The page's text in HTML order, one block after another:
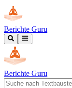
Berichte Guru
Berichte Guru